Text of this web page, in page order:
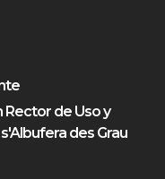
Rector de Uso y
des Grau